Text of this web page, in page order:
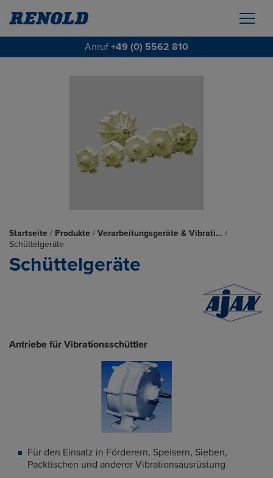
Anruf +49 (0) 5562 810
Startseite / Produkte / Verarbeitungsgeräte & Vibrati… /
Schüttelgeräte
Schüttelgeräte
Antriebe für Vibrationsschüttler
Für den Einsatz in Förderern, Speisern, Sieben,
Packtischen und anderer Vibrationsausrüstung